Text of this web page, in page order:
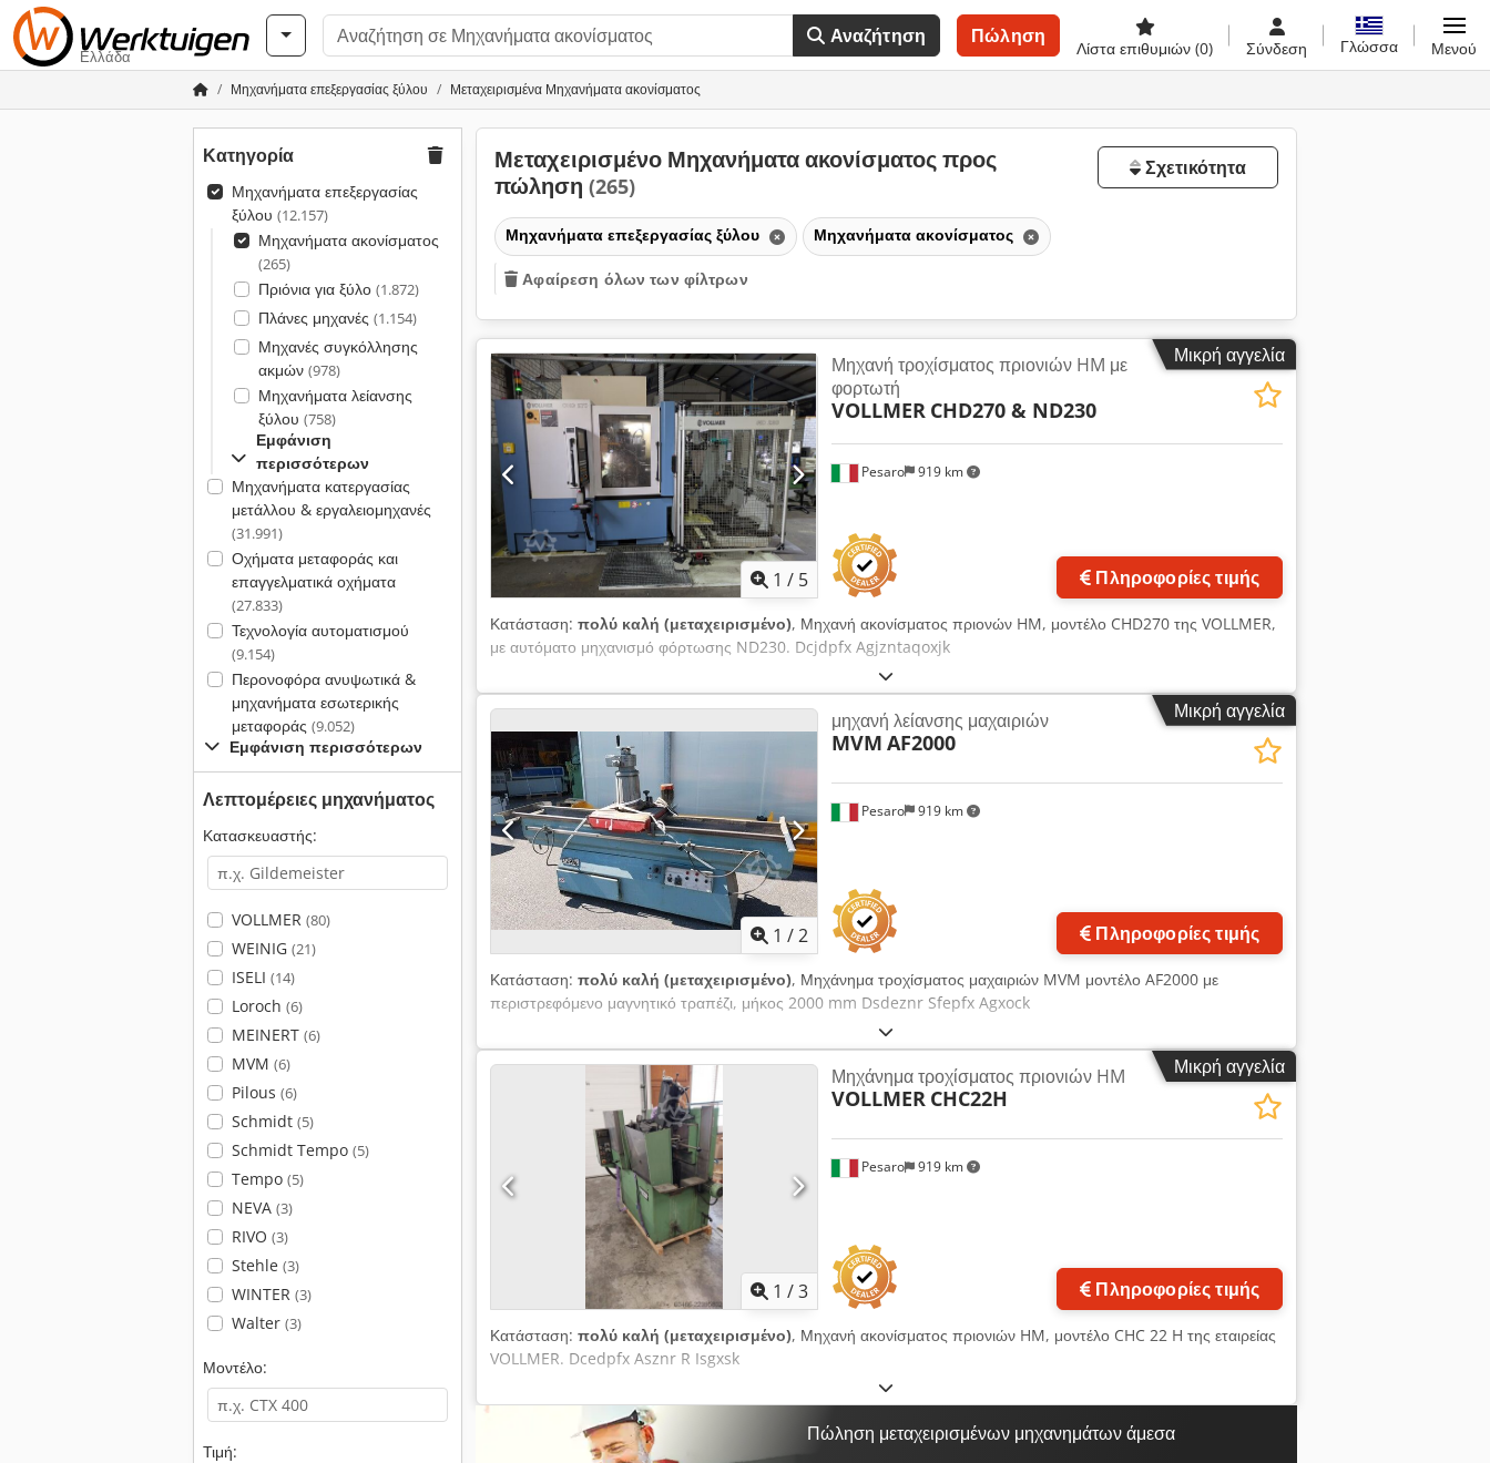
Ελλάδα
Αναζήτηση Πώληση
Λίστα επιθυμιών (0) Σύνδεση Γλώσσα Μενού
Μηχανήματα επεξεργασίας ξύλου Μεταχειρισμένα Μηχανήματα ακονίσματος
Κατηγορία
Μηχανήματα επεξεργασίας
ξύλου (12.157)
Μηχανήματα ακονίσματος
(265)
Πριόνια για ξύλο (1.872)
Πλάνες μηχανές (1.154)
Μηχανές συγκόλλησης
ακμών (978)
Μηχανήματα λείανσης
ξύλου (758)
Εμφάνιση
περισσότερων
Μηχανήματα κατεργασίας
μετάλλου & εργαλειομηχανές
(31.991)
Οχήματα μεταφοράς και
επαγγελματικά οχήματα
(27.833)
Τεχνολογία αυτοματισμού
(9.154)
Περονοφόρα ανυψωτικά &
μηχανήματα εσωτερικής
μεταφοράς (9.052)
Εμφάνιση περισσότερων
Λεπτομέρειες μηχανήματος
Κατασκευαστής:
VOLLMER (80)
WEINIG (21)
ISELI (14)
Loroch (6)
MEINERT (6)
MVM (6)
Pilous (6)
Schmidt (5)
Schmidt Tempo (5)
Tempo (5)
NEVA (3)
RIVO (3)
Stehle (3)
WINTER (3)
Walter (3)
Μοντέλο:
Τιμή:
Μεταχειρισμένο Μηχανήματα ακονίσματος προς
πώληση (265)
Σχετικότητα
Μηχανήματα επεξεργασίας ξύλου Μηχανήματα ακονίσματος
Αφαίρεση όλων των φίλτρων
Μικρή αγγελία
1 / 5
Pesaro 919 km
Μηχανή τροχίσματος πριονιών HM με
φορτωτή
VOLLMER CHD270 & ND230
Πληροφορίες τιμής
Κατάσταση: πολύ καλή (μεταχειρισμένο), Μηχανή ακονίσματος πριονών HM, μοντέλο CHD270 της VOLLMER,
με αυτόματο μηχανισμό φόρτωσης ND230. Dcjdpfx Agjzntaqoxjk
Μικρή αγγελία
1 /2
Pesaro 919 km
μηχανή λείανσης μαχαιριών
MVM AF2000
Πληροφορίες τιμής
Κατάσταση: πολύ καλή (μεταχειρισμένο), Μηχάνημα τροχίσματος μαχαιριών MVM μοντέλο AF2000 με
περιστρεφόμενο μαγνητικό τραπέζι, μήκος 2000 mm Dsdeznr Sfepfx Agxock
Μικρή αγγελία
1 /3
Pesaro 919 km
Μηχάνημα τροχίσματος πριονιών HM
VOLLMER CHC22H
Πληροφορίες τιμής
Κατάσταση: πολύ καλή (μεταχειρισμένο), Μηχανή ακονίσματος πριονιών HM, μοντέλο CHC 22 H της εταιρείας
VOLLMER. Dcedpfx Asznr R Isgxsk
Πώληση μεταχειρισμένων μηχανημάτων άμεσα